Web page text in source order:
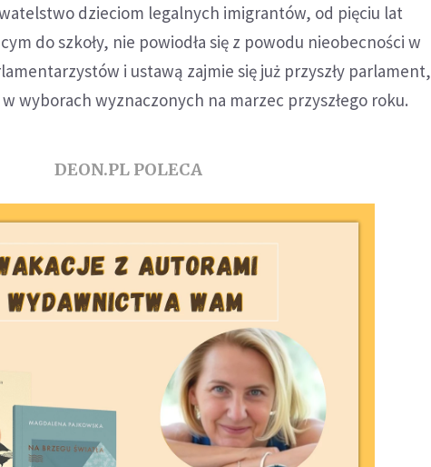
dzieciom legalnych imigrantów, od pięciu lat
do szkoły, nie powiodła się z powodu nieobecności w
i ustawą zajmie się już przyszły parlament,
wyborach wyznaczonych na marzec przyszłego roku.
DEON.PL POLECA